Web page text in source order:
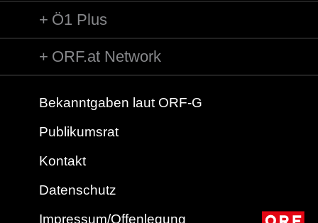
Ö1 Plus
ORF.at Network
Bekanntgaben laut ORF-G
Publikumsrat
Kontakt
Datenschutz
Impressum/Offenlegung